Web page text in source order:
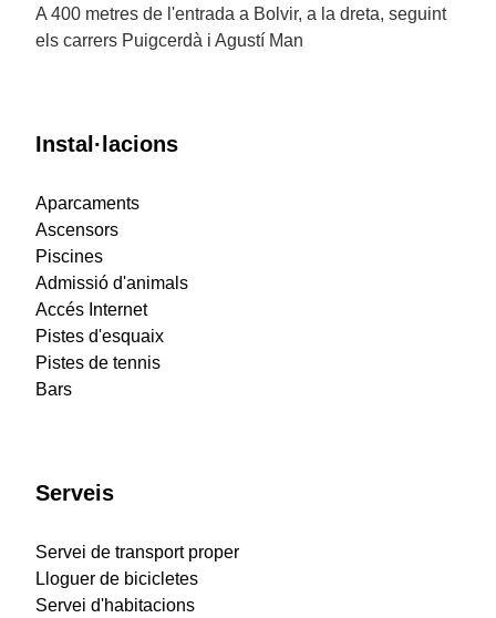
A 400 metres de l'entrada a Bolvir, a la dreta, seguint
els carrers Puigcerdà i Agustí Man
Instal·lacions
Aparcaments
Ascensors
Piscines
Admissió d'animals
Accés Internet
Pistes d'esquaix
Pistes de tennis
Bars
Serveis
Servei de transport proper
Lloguer de bicicletes
Servei d'habitacions